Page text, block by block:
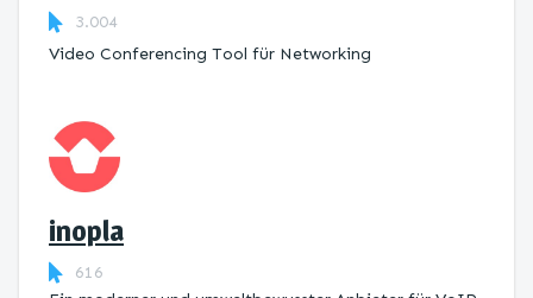
3.004
Video Conferencing Tool für Networking
inopla
616